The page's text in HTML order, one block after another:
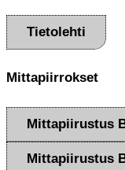
Tietolehti
Mittapiirrokset
Mittapiirustus
Mittapiirustus